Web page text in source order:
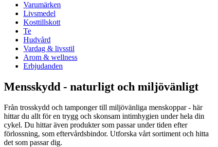
Varumärken
Livsmedel
Kosttillskott
Te
Hudvård
Vardag & livsstil
Arom & wellness
Erbjudanden
Mensskydd - naturligt och miljövänligt
Från trosskydd och tamponger till miljövänliga menskoppar - här
hittar du allt för en trygg och skonsam intimhygien under hela din
cykel. Du hittar även produkter som passar under tiden efter
förlossning, som eftervårdsbindor. Utforska vårt sortiment och hitta
det som passar dig.